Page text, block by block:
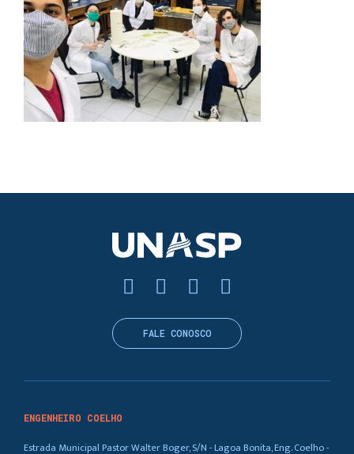
ENGENHEIRO COELHO
Estrada Municipal Pastor Walter Boger, S/N - Lagoa Bonita, Eng. Coelho -
FALE CONOSCO